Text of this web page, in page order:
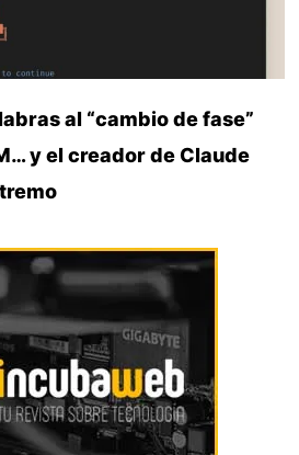
al “cambio de fase”
y el creador de Claude